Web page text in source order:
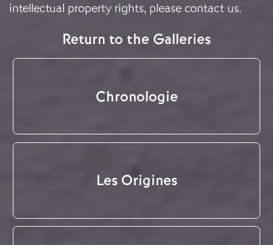
intellectual property rights, please contact us.
Return to the Galleries
Chronologie
Les Origines